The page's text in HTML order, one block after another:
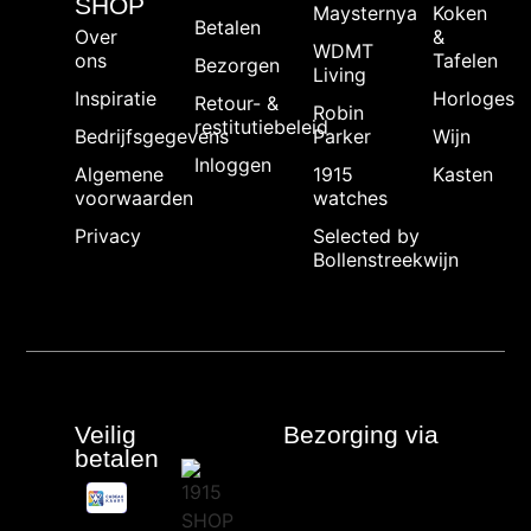
SHOP
Over
ons
Inspiratie
Bedrijfsgegevens
Algemene
voorwaarden
Privacy
Betalen
Bezorgen
Retour- &
restitutiebeleid
Inloggen
Maysternya
WDMT
Living
Robin
Parker
1915
watches
Selected by
Bollenstreekwijn
Koken
&
Tafelen
Horloges
Wijn
Kasten
Veilig
betalen
Bezorging via